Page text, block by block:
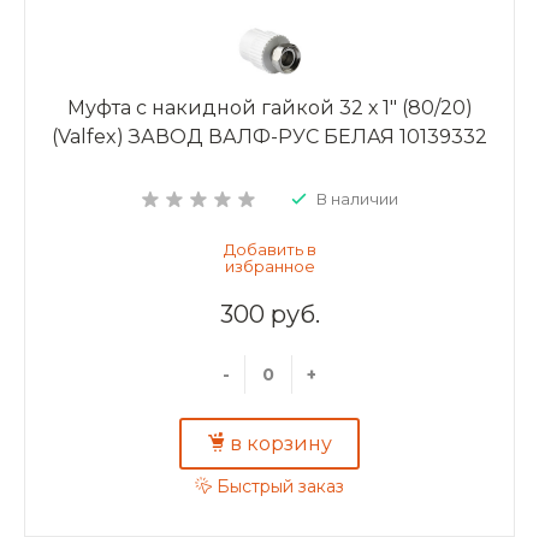
Муфта с накидной гайкой 32 х 1" (80/20)
(Valfex) ЗАВОД ВАЛФ-РУС БЕЛАЯ 10139332
В наличии
300 руб.
- +
в корзину
Быстрый заказ